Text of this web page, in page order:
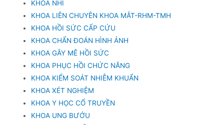
KHOA NHI
KHOA LIÊN CHUYÊN KHOA MẮT-RHM-TMH
KHOA HỒI SỨC CẤP CỨU
KHOA CHẨN ĐOÁN HÌNH ẢNH
KHOA GÂY MÊ HỒI SỨC
KHOA PHỤC HỒI CHỨC NĂNG
KHOA KIỂM SOÁT NHIỄM KHUẨN
KHOA XÉT NGHIỆM
KHOA Y HỌC CỔ TRUYỀN
KHOA UNG BƯỚU